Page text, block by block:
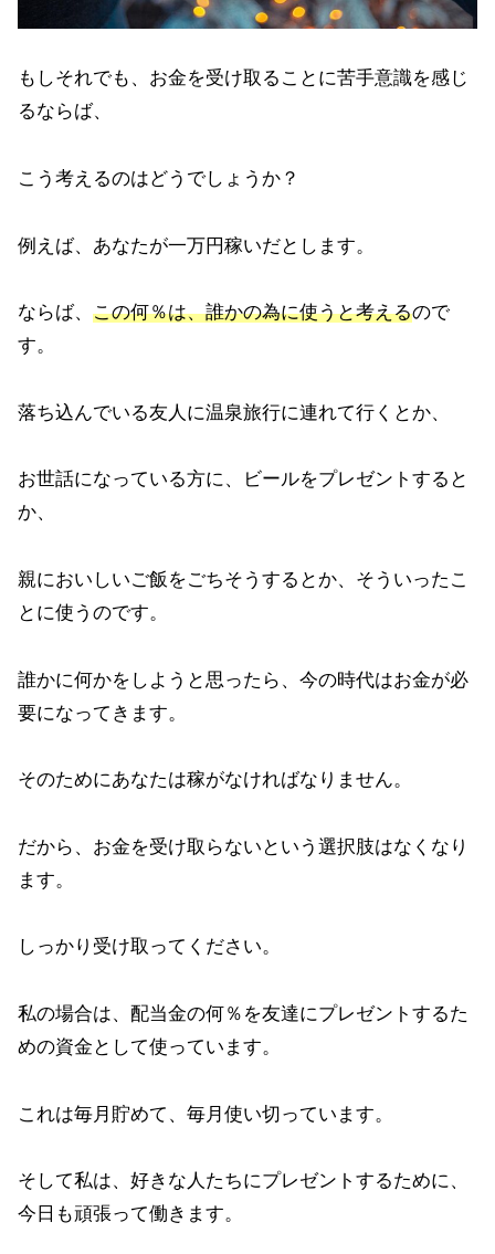
もしそれでも、お金を受け取ることに苦手意識を感じ
るならば、
こう考えるのはどうでしょうか？
例えば、あなたが一万円稼いだとします。
ならば、 この何％は、誰かの為に使うと考えるので
す。
落ち込んでいる友人に温泉旅行に連れて行くとか、
お世話になっている方に、ビールをプレゼントすると
か、
親においしいご飯をごちそうするとか、そういったこ
とに使うのです。
誰かに何かをしようと思ったら、今の時代はお金が必
要になってきます。
そのためにあなたは稼がなければなりません。
だから、お金を受け取らないという選択肢はなくなり
ます。
しっかり受け取ってください。
私の場合は、配当金の何％を友達にプレゼントするた
めの資金として使っています。
これは毎月貯めて、毎月使い切っています。
そして私は、好きな人たちにプレゼントするために、
今日も頑張って働きます。